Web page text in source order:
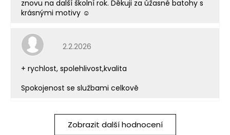
znovu na další školní rok. Děkuji za úžasné batohy s
krásnými motivy ☺️
Hodnocení obchodu je 5 z 5 hvězdiček.
2.2.2026
+ rychlost, spolehlivost,kvalita
Spokojenost se službami celkově
Zobrazit další hodnocení